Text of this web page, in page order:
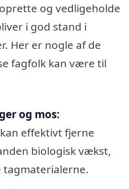
og vedligeholde
i god stand i
Her er nogle af de
fagfolk kan være til
og mos:
effektivt fjerne
biologisk vækst,
tagmaterialerne.